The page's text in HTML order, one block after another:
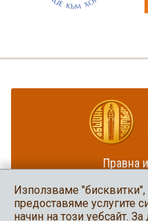
Правна
Използваме "бисквитки",
предоставяме услугите
начин на този уебсайт.